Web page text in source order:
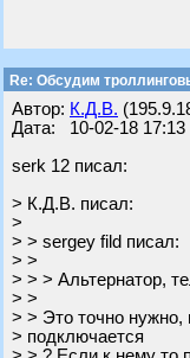
Re: Обсудим
Автор: К.Д.В.
Дата: 10-02-18 17:13
serk 12 писал:
> К.Д.В. писал:
>
> > sergey fild писал:
> >
> > > Альтернатор,
> >
> > Это точно нужно,
> подключается